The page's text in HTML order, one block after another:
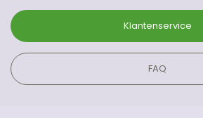
Klantenservice
FAQ